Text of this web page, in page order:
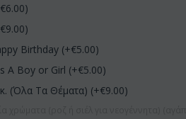
6.00)
9.00)
Birthday (+€5.00)
A Boy or Girl (+€5.00)
(Όλα Τα Θέματα) (+€9.00)